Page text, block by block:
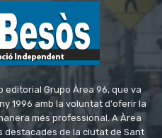
editorial Grupo Àrea 96, que va
1996 amb la voluntat d'oferir la
més professional. A Àrea
destacades de la ciutat de Sant